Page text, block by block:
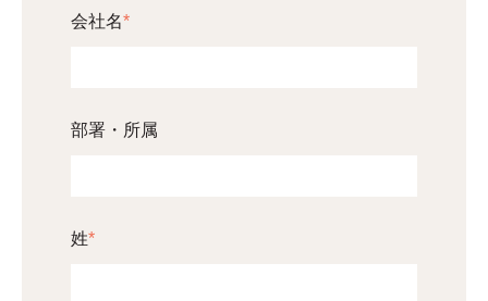
会社名*
部署・所属
姓*